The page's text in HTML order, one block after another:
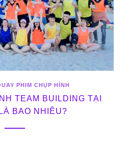
PHIM CHỤP HÌNH
TEAM BUILDING TẠI
BAO NHIÊU?